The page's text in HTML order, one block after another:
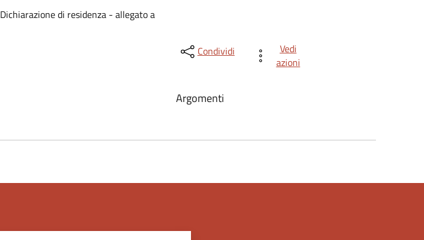
Dichiarazione di residenza - allegato a
Condividi
Vedi
azioni
Argomenti